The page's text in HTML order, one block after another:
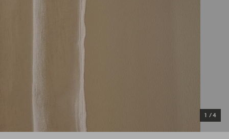
1 /4